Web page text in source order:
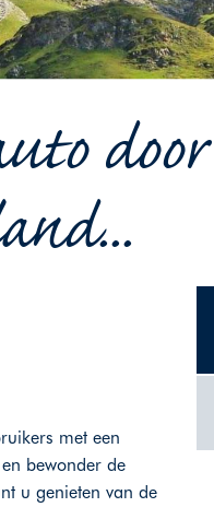
met een
bewonder de
u genieten van de